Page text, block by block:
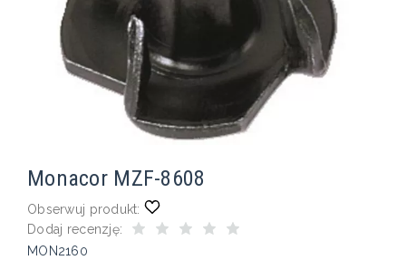
Monacor MZF-8608
Obserwuj produkt:
Dodaj recenzję:
MON2160